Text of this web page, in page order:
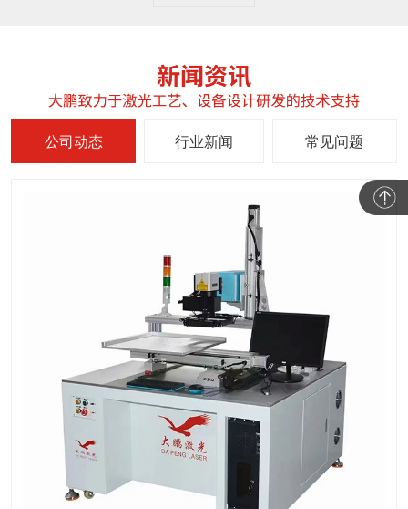
公司动态 行业新闻 常见问题